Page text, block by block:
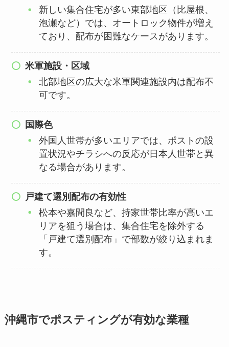
新しい集合住宅が多い東部地区（比屋根、
泡瀬など）では、オートロック物件が増え
ており、配布が困難なケースがあります。
米軍施設・区域
北部地区の広大な米軍関連施設内は配布不
可です。
国際色
外国人世帯が多いエリアでは、ポストの設
置状況やチラシへの反応が日本人世帯と異
なる場合があります。
戸建て選別配布の有効性
松本や嘉間良など、持家世帯比率が高いエ
リアを狙う場合は、集合住宅を除外する
「戸建て選別配布」で部数が絞り込まれま
す。
沖縄市でポスティングが有効な業種